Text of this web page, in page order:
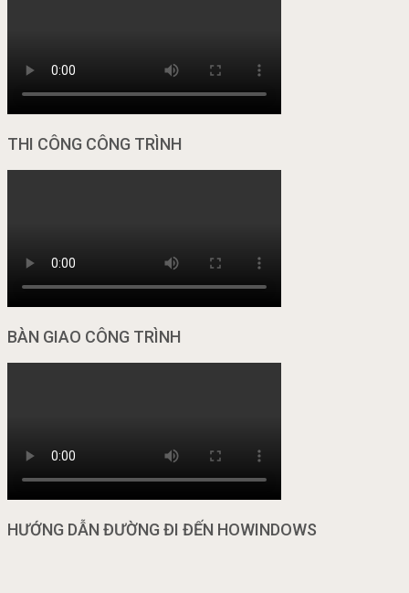
THI CÔNG CÔNG TRÌNH
BÀN GIAO CÔNG TRÌNH
HƯỚNG DẪN ĐƯỜNG ĐI ĐẾN HOWINDOWS